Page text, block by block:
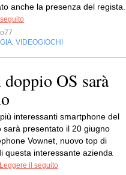
anche la presenza del regista...
VIDEOGIOCHI
OS sarà
interessanti smartphone del
sarà presentato il 20 giugno
Vownet, nuovo top di
questa interessante azienda
Leggere il seguito